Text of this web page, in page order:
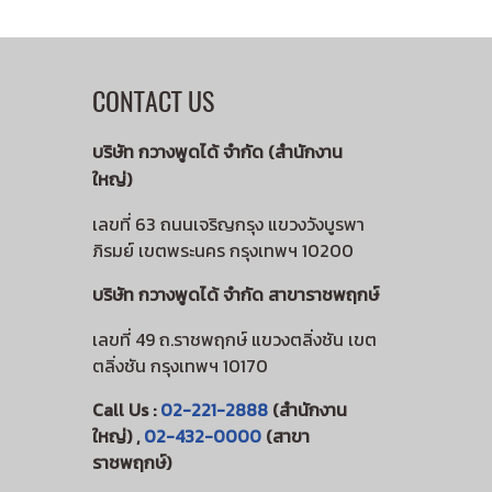
CONTACT US
บริษัท กวางพูดได้ จำกัด (สำนักงาน
ใหญ่)
เลขที่ 63 ถนนเจริญกรุง แขวงวังบูรพา
ภิรมย์ เขตพระนคร กรุงเทพฯ 10200
บริษัท กวางพูดได้ จำกัด สาขาราชพฤกษ์
เลขที่ 49 ถ.ราชพฤกษ์ แขวงตลิ่งชัน เขต
ตลิ่งชัน กรุงเทพฯ 10170
Call Us :02-221-2888(สำนักงาน
ใหญ่) ,02-432-0000(สาขา
ราชพฤกษ์)